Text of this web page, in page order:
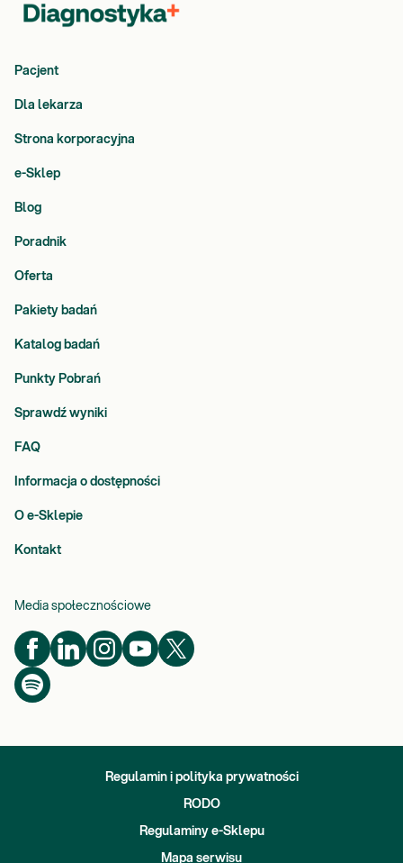
Pacjent
Dla lekarza
Strona korporacyjna
e-Sklep
Blog
Poradnik
Oferta
Pakiety badań
Katalog badań
Punkty Pobrań
Sprawdź wyniki
FAQ
Informacja o dostępności
O e-Sklepie
Kontakt
Media społecznościowe
Regulamin i polityka prywatności
RODO
Regulaminy e-Sklepu
Mapa serwisu